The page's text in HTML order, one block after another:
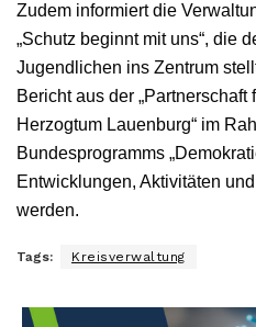
Zudem informiert die
„Schutz beginnt mit uns“, die
Jugendlichen ins Zentrum
Bericht aus der
Herzogtum Lauenburg“ im
Bundesprogramms
Entwicklungen, Aktivitäten
werden.
Tags: Kreisverwaltung